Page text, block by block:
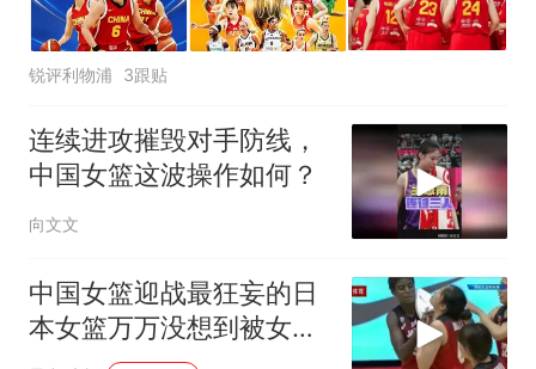
锐评利物浦 3跟贴
连续进攻摧毁对手防线，
中国女篮这波操作如何？
向文文
中国女篮迎战最狂妄的日
本女篮万万没想到被女篮
打的血染赛场